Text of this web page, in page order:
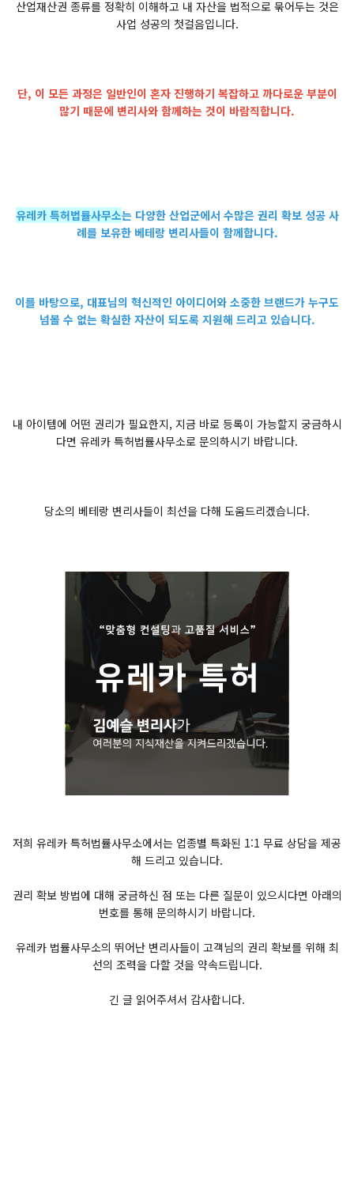
산업재산권 종류를 정확히 이해하고 내 자산을 법적으로 묶어두는 것은
사업 성공의 첫걸음입니다.
단, 이 모든 과정은 일반인이 혼자 진행하기 복잡하고 까다로운 부분이
많기 때문에 변리사와 함께하는 것이 바람직합니다.
유레카 특허법률사무소는 다양한 산업군에서 수많은 권리 확보 성공 사
례를 보유한 베테랑 변리사들이 함께합니다.
이를 바탕으로, 대표님의 혁신적인 아이디어와 소중한 브랜드가 누구도
넘볼 수 없는 확실한 자산이 되도록 지원해 드리고 있습니다.
내 아이템에 어떤 권리가 필요한지, 지금 바로 등록이 가능할지 궁금하시
다면 유레카 특허법률사무소로 문의하시기 바랍니다.
당소의 베테랑 변리사들이 최선을 다해 도움드리겠습니다.
저희 유레카 특허법률사무소에서는 업종별 특화된 1:1 무료 상담을 제공
해 드리고 있습니다.
권리 확보 방법에 대해 궁금하신 점 또는 다른 질문이 있으시다면 아래의
번호를 통해 문의하시기 바랍니다.
유레카 법률사무소의 뛰어난 변리사들이 고객님의 권리 확보를 위해 최
선의 조력을 다할 것을 약속드립니다.
긴 글 읽어주셔서 감사합니다.